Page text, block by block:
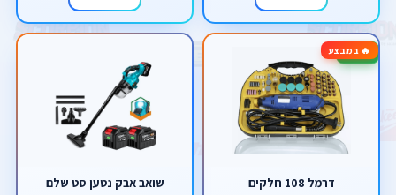
🔥 במבצע-33%
דרמל 108 חלקים שואב אבק נטען סט שלם